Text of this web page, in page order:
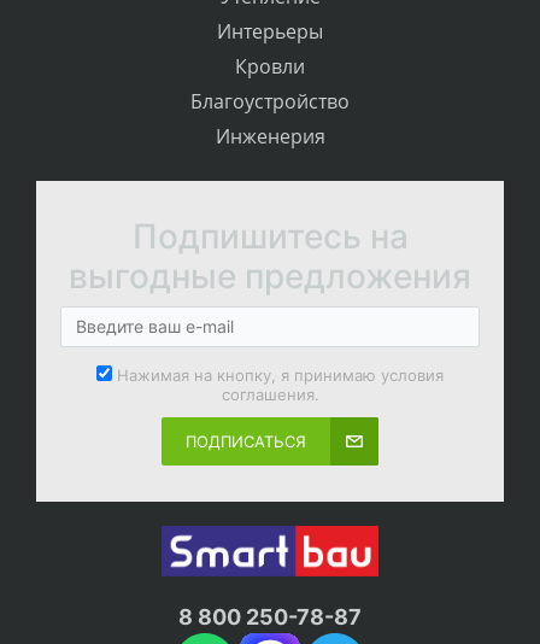
Интерьеры
Кровли
Благоустройство
Инженерия
Подпишитесь на
выгодные предложения
Нажимая на кнопку, я принимаю условия
соглашения.
ПОДПИСАТЬСЯ
8 800 250-78-87